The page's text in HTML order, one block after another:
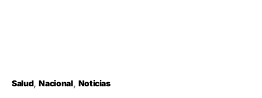
Salud Nacional Noticias